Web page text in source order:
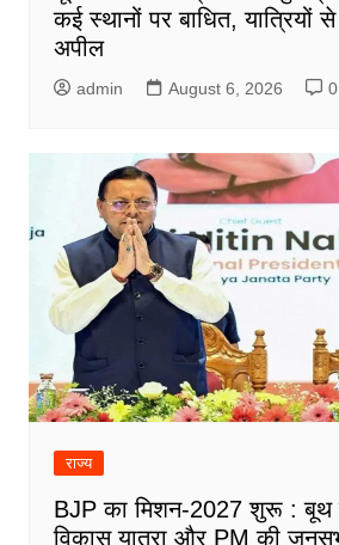
कई स्थानों पर बाधित, यात्रियों
अपील
admin August 6, 2026 0
राज्य
BJP का मिशन-2027 शुरू : बूथ
विकास यात्रा और PM की